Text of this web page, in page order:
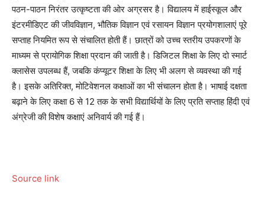
पठन-पाठन निरंतर उत्कृष्टता की ओर अग्रसर है। विद्यालय में हाईस्कूल और
इंटरमीडिएट की जीवविज्ञान, भौतिक विज्ञान एवं रसायन विज्ञान प्रयोगशालाएं पूरे
सप्ताह नियमित रूप से संचालित होती हैं। छात्रों को उच्च स्तरीय उपकरणों के
माध्यम से प्रायोगिक शिक्षा प्रदान की जाती है। डिजिटल शिक्षा के लिए दो स्मार्ट
क्लासेस उपलब्ध हैं, जबकि कंप्यूटर शिक्षा के लिए भी अलग से व्यवस्था की गई
है। इसके अतिरिक्त, मोटिवेशनल कक्षाओं का भी संचालन होता है। भाषाई दक्षता
बढ़ाने के लिए कक्षा 6 से 12 तक के सभी विद्यार्थियों के लिए प्रति सप्ताह हिंदी एवं
अंग्रेजी की विशेष कक्षाएं अनिवार्य की गई हैं।
Source link